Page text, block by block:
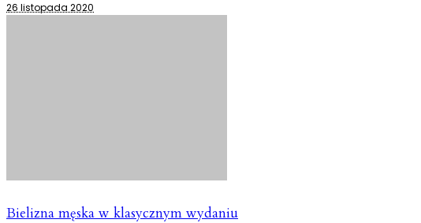
26 listopada 2020
Bielizna męska w klasycznym wydaniu